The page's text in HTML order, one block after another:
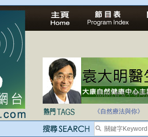
法治社會並不等同
自家教育合法化-
《自然療法與你》